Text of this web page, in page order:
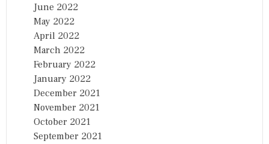
June 2022
May 2022
April 2022
March 2022
February 2022
January 2022
December 2021
November 2021
October 2021
September 2021